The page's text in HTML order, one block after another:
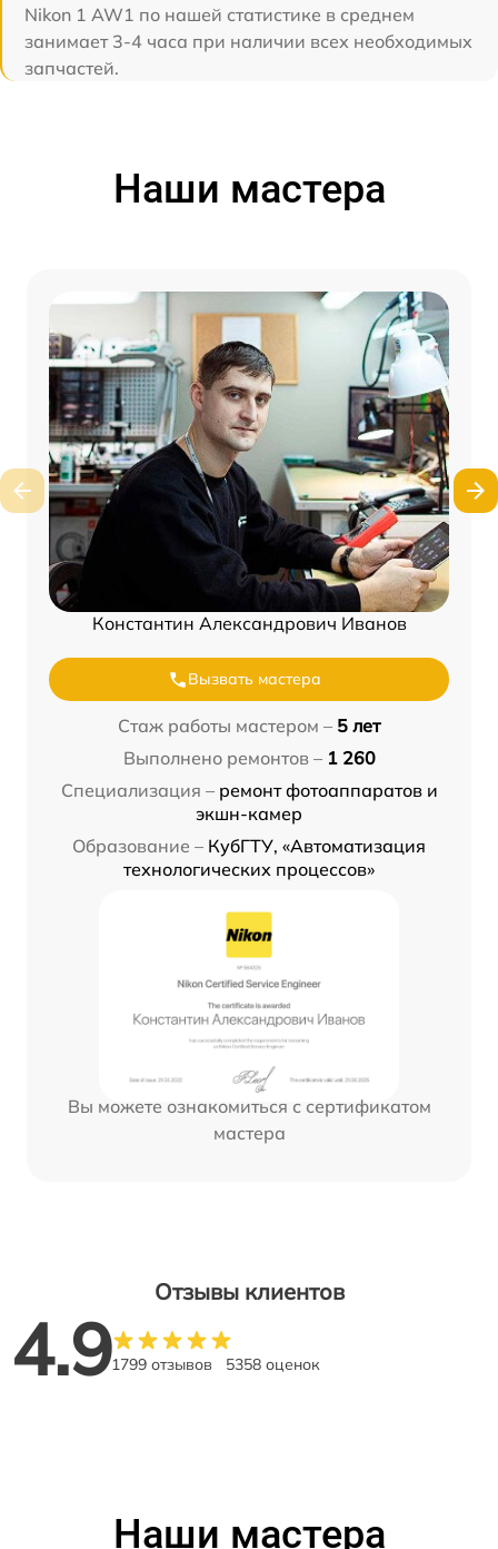
Nikon 1 AW1 по нашей статистике в среднем
занимает 3-4 часа при наличии всех необходимых
запчастей.
Наши мастера
Константин Александрович Иванов
Вызвать мастера
Стаж работы мастером – 5 лет
Выполнено ремонтов – 1 260
Специализация – ремонт фотоаппаратов и
экшн-камер
Образование – КубГТУ, «Автоматизация
технологических процессов»
Вы можете ознакомиться с сертификатом
мастера
Отзывы клиентов
4.91799 отзывов 5358 оценок
Наши мастера